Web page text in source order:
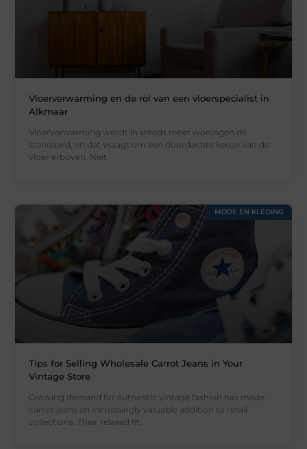
Vloerverwarming en de rol van een vloerspecialist in
Alkmaar
Vloerverwarming wordt in steeds meer woningen de
standaard, en dat vraagt om een doordachte keuze van de
vloer erboven. Niet
MODE EN KLEDING
Tips for Selling Wholesale Carrot Jeans in Your
Vintage Store
Growing demand for authentic vintage fashion has made
carrot jeans an increasingly valuable addition to retail
collections. Their relaxed fit,